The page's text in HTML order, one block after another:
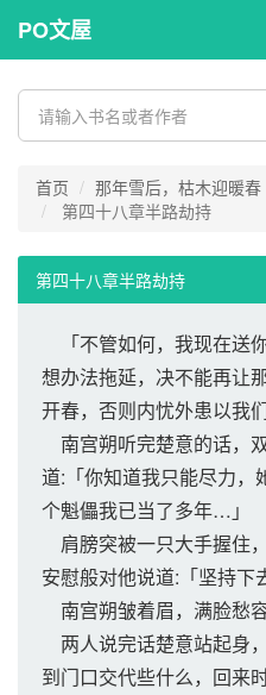
PO文屋
首页
那年雪后，枯木迎暖春
第四十八章半路劫持
第四十八章半路劫持
「不管如何，我现在送
想办法拖延，决不能再让
开春，否则内忧外患以我
南宫朔听完楚意的话，
道:「你知道我只能尽力，
个魁儡我已当了多年…」
肩膀突被一只大手握住
安慰般对他说道:「坚持下
南宫朔皱着眉，满脸愁
两人说完话楚意站起身
到门口交代些什么，回来